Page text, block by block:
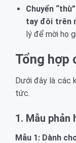
Chuyển
tay đôi trên
lý để mời họ
Tổng hợp
Dưới đây là các
tức.
1. Mẫu
Mẫu 1: Dành